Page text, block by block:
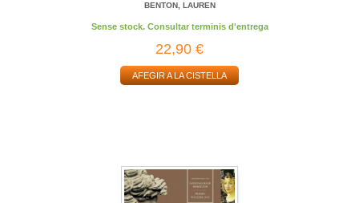
BENTON, LAUREN
Sense stock. Consultar terminis d'entrega
22,90 €
AFEGIR A LA CISTELLA